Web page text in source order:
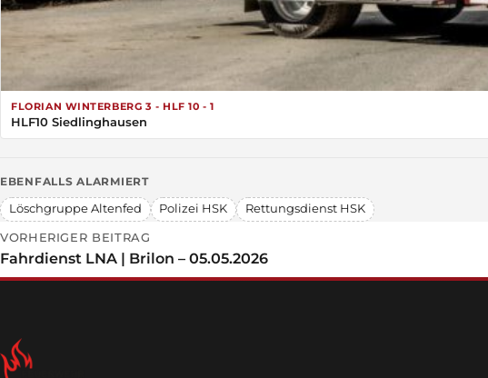
FLORIAN WINTERBERG 3 - HLF 10 - 1
HLF10 Siedlinghausen
EBENFALLS ALARMIERT
Löschgruppe Altenfed Polizei HSK Rettungsdienst HSK
VORHERIGER BEITRAG
Fahrdienst LNA | Brilon – 05.05.2026